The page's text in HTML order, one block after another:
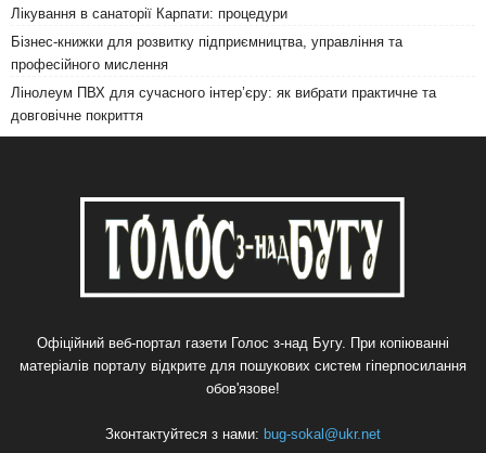
Лікування в санаторії Карпати: процедури
Бізнес-книжки для розвитку підприємництва, управління та
професійного мислення
Лінолеум ПВХ для сучасного інтер’єру: як вибрати практичне та
довговічне покриття
Офіційний веб-портал газети Голос з-над Бугу. При копіюванні
матеріалів порталу відкрите для пошукових систем гіперпосилання
обов'язове!
Зконтактуйтеся з нами: bug-sokal@ukr.net